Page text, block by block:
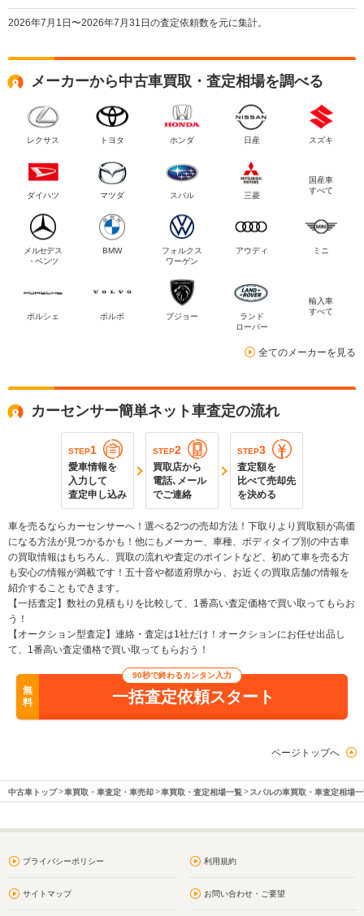
2026年7月1日〜2026年7月31日の査定依頼数を元に集計。
メーカーから中古車買取・査定相場を調べる
レクサス トヨタ ホンダ 日産 スズキ
ダイハツ マツダ スバル 三菱
国産車
すべて
メルセデス
・ベンツ
BMW
フォルクス
ワーゲン
アウディ ミニ
ポルシェ ボルボ プジョー
ランド
ローバー
輸入車
すべて
全てのメーカーを見る
カーセンサー簡単ネット車査定の流れ
STEP1
愛車情報を
入力して
査定申し込み
STEP2
買取店から
電話､メール
でご連絡
STEP3
査定額を
比べて売却先
を決める
車を売るならカーセンサーへ！選べる2つの売却方法！下取りより買取額が高価
になる方法が見つかるかも！他にもメーカー、車種、ボディタイプ別の中古車
の買取情報はもちろん、買取の流れや査定のポイントなど、初めて車を売る方
も安心の情報が満載です！五十音や都道府県から、お近くの買取店舗の情報を
紹介することもできます。
【一括査定】数社の見積もりを比較して、1番高い査定価格で買い取ってもらお
う！
【オークション型査定】連絡・査定は1社だけ！オークションにお任せ出品し
て、1番高い査定価格で買い取ってもらおう！
無
料
90秒で終わるカンタン入力
一括査定依頼スタート
ページトップへ
中古車トップ 車買取・車査定・車売却 車買取・査定相場一覧 スバルの車買取・車査定相場
プライバシーポリシー 利用規約
サイトマップ お問い合わせ・ご要望